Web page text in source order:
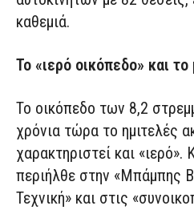
καθεμιά.
Το «ιερό οικόπεδο» και
Το οικόπεδο των 8,2
χρόνια τώρα το ημιτελές
χαρακτηριστεί και
περιήλθε στην «Μπάμπης
Τεχνική» και στις